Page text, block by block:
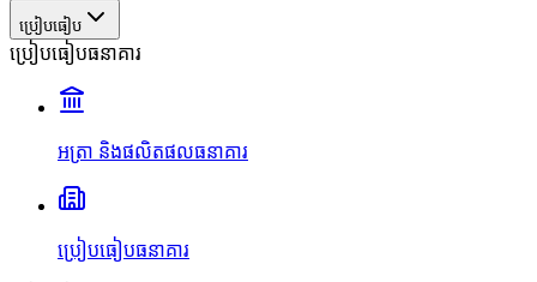
ប្រៀបធៀប
ប្រៀបធៀបធនាគារ
អត្រា និងផលិតផលធនាគារ
ប្រៀបធៀបធនាគារ